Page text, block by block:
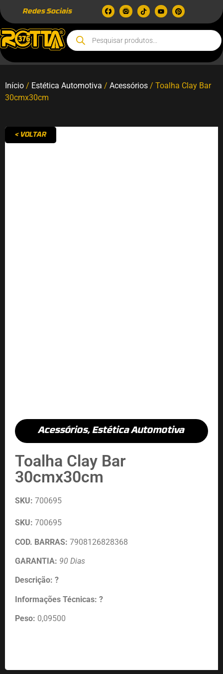
Redes Sociais
Início / Estética Automotiva / Acessórios / Toalha Clay Bar
30cmx30cm
< VOLTAR
Acessórios,Estética Automotiva
Toalha Clay Bar
30cmx30cm
SKU: 700695
SKU: 700695
COD. BARRAS: 7908126828368
GARANTIA: 90 Dias
Descrição: ?
Informações Técnicas: ?
Peso: 0,09500